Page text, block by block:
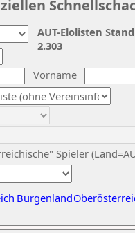
Vorname
Spieler
Burgenland
AUT-Elolisten
2.303